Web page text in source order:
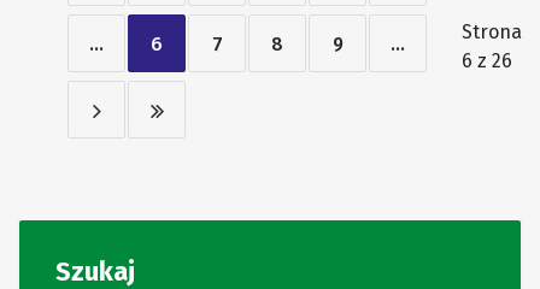
Szukaj
... 6 7 8 9 ...
Strona
6 z 26